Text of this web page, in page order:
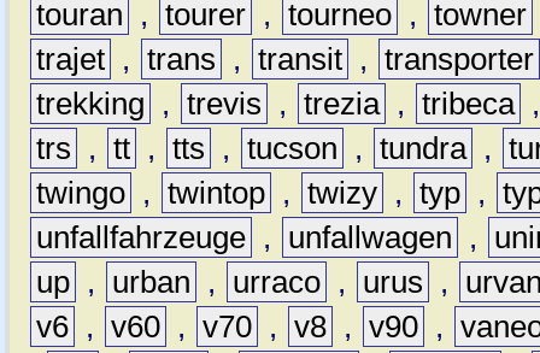
touran , tourer , tourneo , towner
trajet , trans , transit , transporter
trekking
, trevis , trezia , tribeca
trs
, tt , tts , tucson , tundra ,
twingo , twintop , twizy , typ ,
unfallfahrzeuge , unfallwagen ,
up , urban , urraco , urus ,
v6 , v60 , v70 , v8 , v90 ,